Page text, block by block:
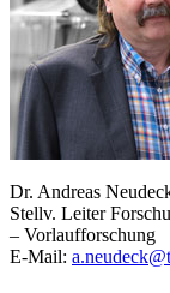
Dr. Andreas
Stellv. Leiter
– Vorlaufforschung
E-Mail: